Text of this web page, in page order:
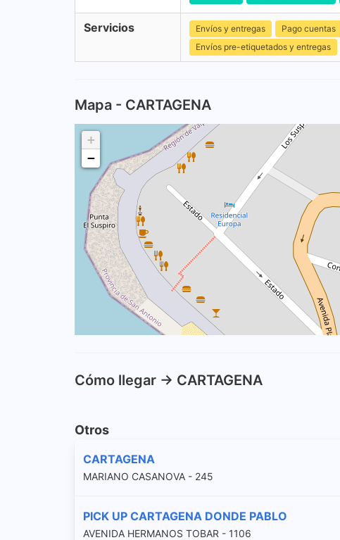
Servicios Envíos y entregas Pago cuentas
Envíos pre-etiquetados y entregas
Mapa - CARTAGENA
+
−
Cómo llegar -> CARTAGENA
Otros
CARTAGENA
MARIANO CASANOVA - 245
PICK UP CARTAGENA DONDE PABLO
AVENIDA HERMANOS TOBAR - 1106